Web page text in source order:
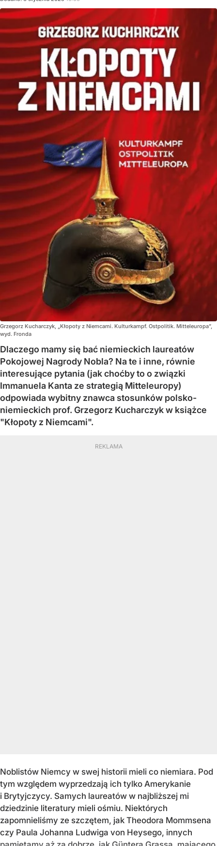
Grzegorz Kucharczyk, „Kłopoty z Niemcami. Kulturkampf. Ostpolitik. Mitteleuropa”,
wyd. Fronda
Dlaczego mamy się bać niemieckich laureatów
Pokojowej Nagrody Nobla? Na te i inne, równie
interesujące pytania (jak choćby to o związki
Immanuela Kanta ze strategią Mitteleuropy)
odpowiada wybitny znawca stosunków polsko-
niemieckich prof. Grzegorz Kucharczyk w książce
"Kłopoty z Niemcami".
Noblistów Niemcy w swej historii mieli co niemiara. Pod
tym względem wyprzedzają ich tylko Amerykanie
i Brytyjczycy. Samych laureatów w najbliższej mi
dziedzinie literatury mieli ośmiu. Niektórych
zapomnieliśmy ze szczętem, jak Theodora Mommsena
czy Paula Johanna Ludwiga von Heysego, innych